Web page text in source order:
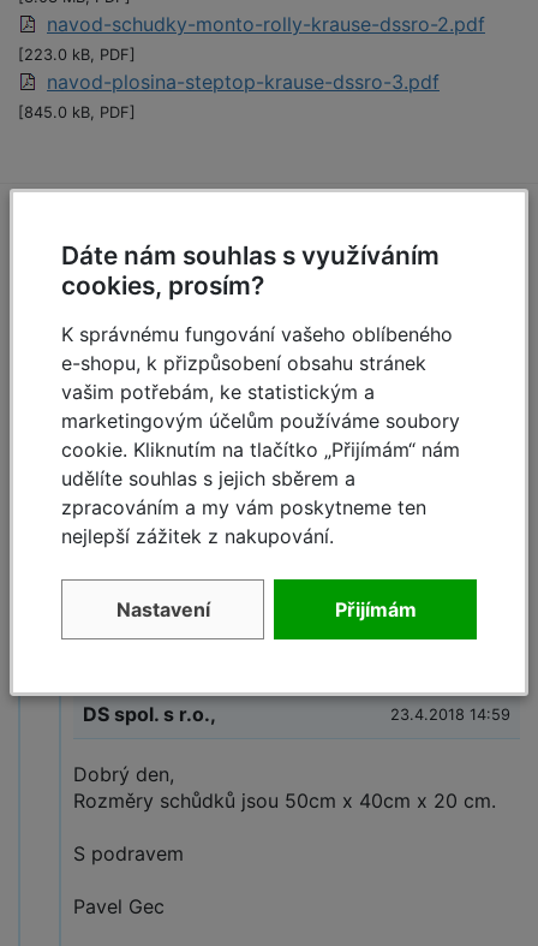
navod-schudky-monto-rolly-krause-dssro-2.pdf
[223.0 kB, PDF]
navod-plosina-steptop-krause-dssro-3.pdf
[845.0 kB, PDF]
Zeptejte se (4)
Máte otázky k produktu:
kolečky Rolly 2x2?
Zeptejte se.
Zeptat se
Martin R,
Chtěl bych se zeptat na rozměry ve složeném stavu.
DS spol. s r.o., 23.4.2018 14:59
Dobrý den,
Rozměry schůdků jsou 50cm x 40cm x 20 cm.
S podravem
Pavel Gec
Dáte nám souhlas s využíváním
cookies, prosím?
K správnému fungování vašeho oblíbeného
e-shopu, k přizpůsobení obsahu stránek
vašim potřebám, ke statistickým a
marketingovým účelům používáme soubory
cookie. Kliknutím na tlačítko „Přijímám“ nám
udělíte souhlas s jejich sběrem a
zpracováním a my vám poskytneme ten
nejlepší zážitek z nakupování.
Nastavení Přijímám